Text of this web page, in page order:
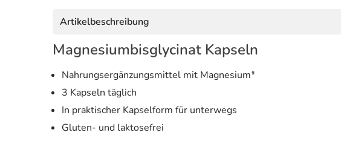
Artikelbeschreibung
Magnesiumbisglycinat Kapseln
Nahrungsergänzungsmittel mit Magnesium*
3 Kapseln täglich
In praktischer Kapselform für unterwegs
Gluten- und laktosefrei